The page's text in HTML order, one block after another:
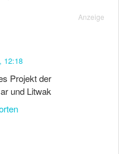
Anzeige
12:18
Projekt der
und Litwak